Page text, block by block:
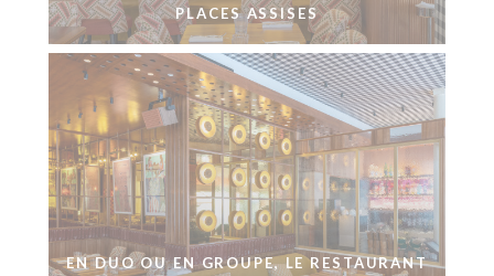
PLACES ASSISES
EN DUO OU EN GROUPE, LE RESTAURANT